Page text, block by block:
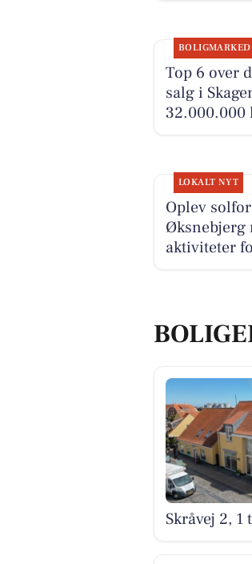
BOLIGMARKED
Top 6 over
salg i
32.000.000
LOKALT NYT
Oplev
Øksnebjerg
aktiviteter
Skråvej 2, 1